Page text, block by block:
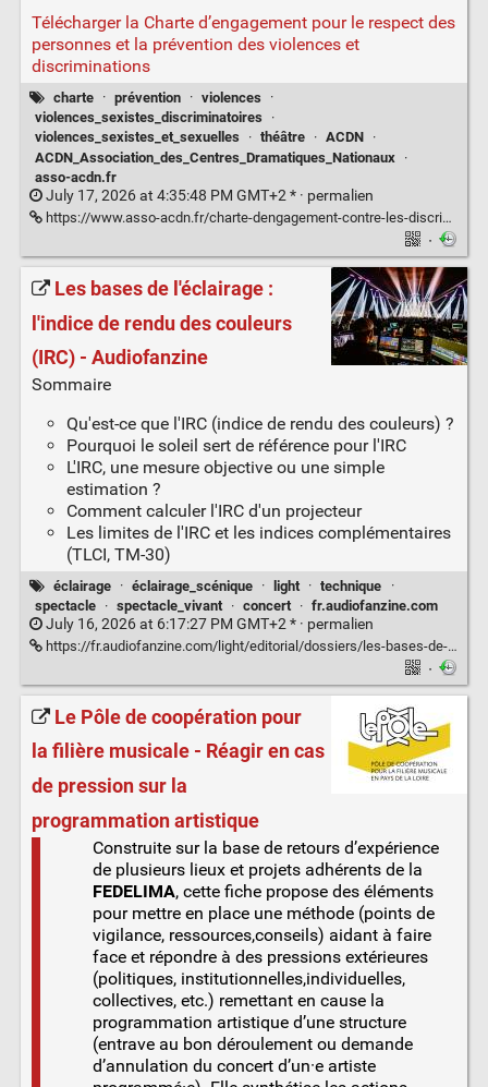
Télécharger la Charte d’engagement pour le respect des
personnes et la prévention des violences et
discriminations
charte · prévention · violences
·
violences_sexistes_discriminatoires
·
violences_sexistes_et_sexuelles
· théâtre · ACDN ·
ACDN_Association_des_Centres_Dramatiques_Nationaux
·
asso-acdn.fr
July 17, 2026 at 4:35:48 PM GMT+2 * · permalien
https://www.asso-acdn.fr/charte-dengagement-contre-les-discriminations/
·
Les bases de l'éclairage :
l'indice de rendu des couleurs
(IRC) - Audiofanzine
Sommaire
Qu'est-ce que l'IRC (indice de rendu des couleurs) ?
Pourquoi le soleil sert de référence pour l'IRC
L'IRC, une mesure objective ou une simple
estimation ?
Comment calculer l'IRC d'un projecteur
Les limites de l'IRC et les indices complémentaires
(TLCI, TM-30)
éclairage · éclairage_scénique · light · technique
·
spectacle
· spectacle_vivant · concert · fr.audiofanzine.com
July 16, 2026 at 6:17:27 PM GMT+2 * · permalien
https://fr.audiofanzine.com/light/editorial/dossiers/les-bases-de-l-eclairage-l-indice-de-rendu-des-couleurs.html
·
Le Pôle de coopération pour
la filière musicale - Réagir en cas
de pression sur la
programmation artistique
Construite sur la base de retours d’expérience
de plusieurs lieux et projets adhérents de la
FEDELIMA, cette fiche propose des éléments
pour mettre en place une méthode (points de
vigilance, ressources,conseils) aidant à faire
face et répondre à des pressions extérieures
(politiques, institutionnelles,individuelles,
collectives, etc.) remettant en cause la
programmation artistique d’une structure
(entrave au bon déroulement ou demande
d’annulation du concert d’un·e artiste